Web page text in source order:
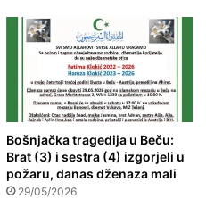
Bošnjačka tragedija u Beču:
Brat (3) i sestra (4) izgorjeli u
požaru, danas dženaza mali
29/05/2026